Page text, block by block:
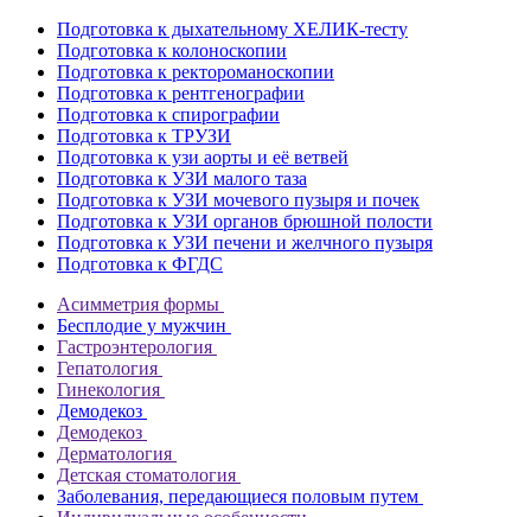
Подготовка к дыхательному ХЕЛИК-тесту
Подготовка к колоноскопии
Подготовка к ректороманоскопии
Подготовка к рентгенографии
Подготовка к спирографии
Подготовка к ТРУЗИ
Подготовка к узи аорты и её ветвей
Подготовка к УЗИ малого таза
Подготовка к УЗИ мочевого пузыря и почек
Подготовка к УЗИ органов брюшной полости
Подготовка к УЗИ печени и желчного пузыря
Подготовка к ФГДС
Асимметрия формы
Бесплодие у мужчин
Гастроэнтерология
Гепатология
Гинекология
Демодекоз
Демодекоз
Дерматология
Детская стоматология
Заболевания, передающиеся половым путем